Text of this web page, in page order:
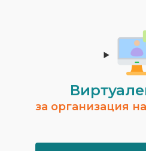
за организация